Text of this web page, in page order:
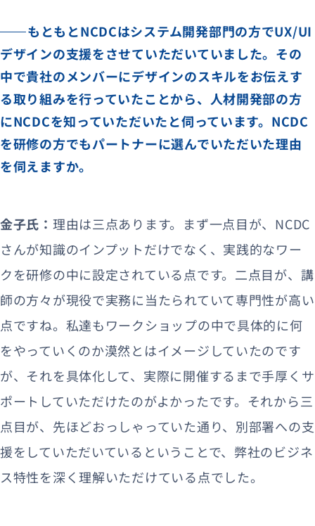
もともとNCDCはシステム開発部門の方でUX/UI
デザインの支援をさせていただいていました。その
中で貴社のメンバーにデザインのスキルをお伝えす
る取り組みを行っていたことから、人材開発部の方
にNCDCを知っていただいたと伺っています。NCDC
を研修の方でもパートナーに選んでいただいた理由
を伺えますか。
金子氏： 理由は三点あります。まず一点目が、NCDC
さんが知識のインプットだけでなく、実践的なワー
クを研修の中に設定されている点です。二点目が、講
師の方々が現役で実務に当たられていて専門性が高い
点ですね。私達もワークショップの中で具体的に何
をやっていくのか漠然とはイメージしていたのです
が、それを具体化して、実際に開催するまで手厚くサ
ポートしていただけたのがよかったです。それから三
点目が、先ほどおっしゃっていた通り、別部署への支
援をしていただいているということで、弊社のビジネ
ス特性を深く理解いただけている点でした。